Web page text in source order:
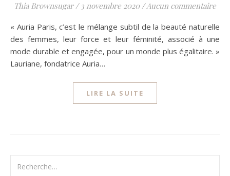
Thia Brownsugar / 3 novembre 2020 /Aucun commentaire
« Auria Paris, c’est le mélange subtil de la beauté naturelle
des femmes, leur force et leur féminité, associé à une
mode durable et engagée, pour un monde plus égalitaire. »
Lauriane, fondatrice Auria…
LIRE LA SUITE